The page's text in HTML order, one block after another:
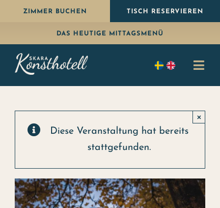
WeiterZIMMER BUCHEN TISCH RESERVIEREN
DAS HEUTIGE MITTAGSMENÜ
Essen
Konferenz
Diese Veranstaltung hat bereits
stattgefunden.
×